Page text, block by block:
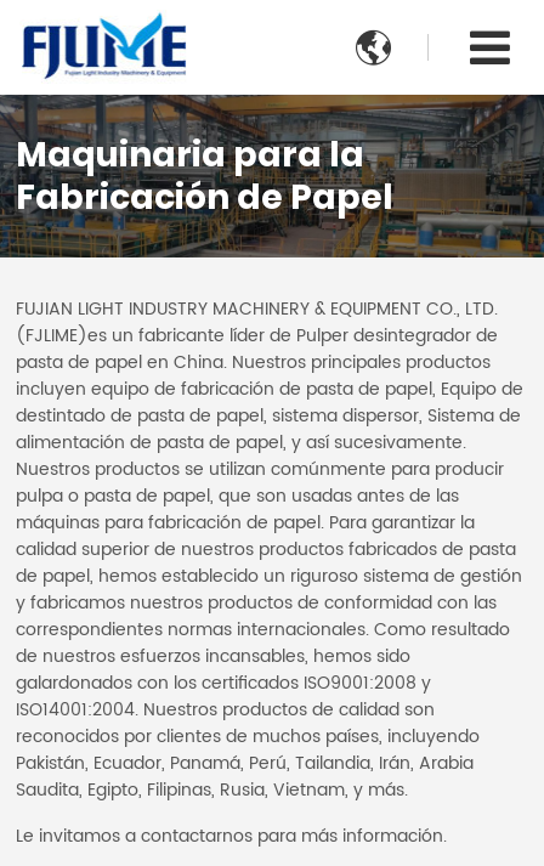

Maquinaria para la
Fabricación de Papel
FUJIAN LIGHT INDUSTRY MACHINERY & EQUIPMENT CO., LTD.
(FJLIME)es un fabricante líder de Pulper desintegrador de
pasta de papel en China. Nuestros principales productos
incluyen equipo de fabricación de pasta de papel, Equipo de
destintado de pasta de papel, sistema dispersor, Sistema de
alimentación de pasta de papel, y así sucesivamente.
Nuestros productos se utilizan comúnmente para producir
pulpa o pasta de papel, que son usadas antes de las
máquinas para fabricación de papel. Para garantizar la
calidad superior de nuestros productos fabricados de pasta
de papel, hemos establecido un riguroso sistema de gestión
y fabricamos nuestros productos de conformidad con las
correspondientes normas internacionales. Como resultado
de nuestros esfuerzos incansables, hemos sido
galardonados con los certificados ISO9001:2008 y
ISO14001:2004. Nuestros productos de calidad son
reconocidos por clientes de muchos países, incluyendo
Pakistán, Ecuador, Panamá, Perú, Tailandia, Irán, Arabia
Saudita, Egipto, Filipinas, Rusia, Vietnam, y más.
Le invitamos a contactarnos para más información.